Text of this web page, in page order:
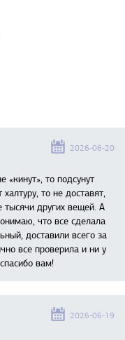
2026-06-20
«кинут», то подсунут
то не доставят,
тысячи других вещей. А
что все сделала
доставили всего за
все проверила и ни у
вам!
2026-06-19